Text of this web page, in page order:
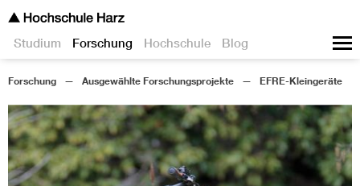
Studium Forschung Hochschule Blog
Forschung Ausgewählte Forschungsprojekte EFRE-Kleingeräte